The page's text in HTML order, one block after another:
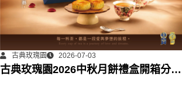
古典玫瑰園 2026-07-03
古典玫瑰園2026中秋月餅禮盒開箱分享 /